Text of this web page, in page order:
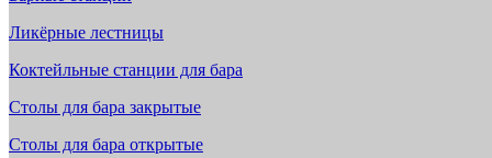
Ликёрные лестницы
Коктейльные станции для бара
Столы для бара закрытые
Столы для бара открытые